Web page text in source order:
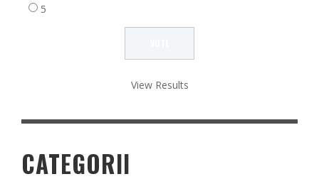
5
View Results
CATEGORII